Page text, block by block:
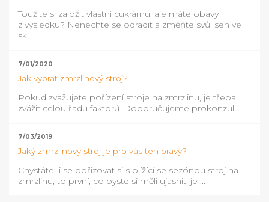
Toužíte si založit vlastní cukrárnu, ale máte obavy
z výsledku? Nenechte se odradit a změňte svůj sen ve
sk...
7/01/2020
Jak vybrat zmrzlinový stroj?
Pokud zvažujete pořízení stroje na zmrzlinu, je třeba
zvážit celou řadu faktorů. Doporučujeme prokonzul...
7/03/2019
Jaký zmrzlinový stroj je pro vás ten pravý?
Chystáte-li se pořizovat si s blížící se sezónou stroj na
zmrzlinu, to první, co byste si měli ujasnit, je ...